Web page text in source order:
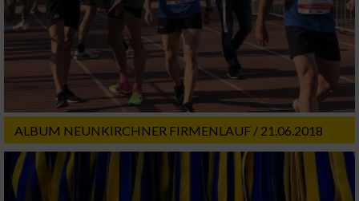
ALBUM NEUNKIRCHNER FIRMENLAUF / 21.06.2018